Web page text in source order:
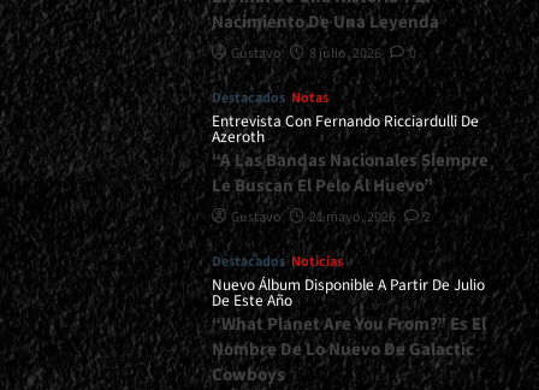
Nacimiento De Una Leyenda
Gustavo 8 julio, 2026 0
Destacados Notas
Entrevista Con Fernando Ricciardulli De
Azeroth
“A Las Bandas Nacionales Siempre
Le Buscan El Pelo Al Huevo”
Gustavo 21 mayo, 2026 2
Destacados Noticias
Nuevo Álbum Disponible A Partir De Julio
De Este Año
“What Planet Are You From?” Es El
Nombre De Lo Nuevo De Galactic
Cowboys